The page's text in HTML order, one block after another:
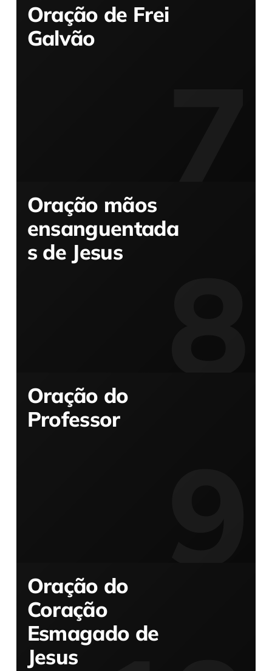
Oração de Frei
Galvão
Oração mãos
ensanguentada
s de Jesus
Oração do
Professor
Oração do
Coração
Esmagado de
Jesus